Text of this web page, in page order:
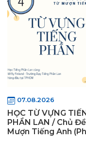
07.08.2026
HỌC TỪ VỰNG
PHẦN LAN / Chủ
Mượn Tiếng Anh